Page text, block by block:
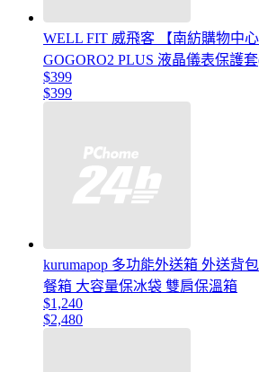
WELL FIT 威飛客 【南紡購物中
GOGORO2 PLUS 液晶儀表保護
$399
$399
kurumapop 多功能外送箱 外送背
餐箱 大容量保冰袋 雙肩保溫箱
$1,240
$2,480